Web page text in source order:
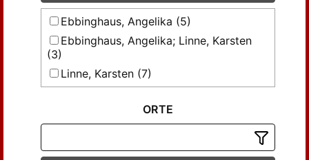
Ebbinghaus, Angelika (5)
Ebbinghaus, Angelika; Linne, Karsten
(3)
Linne, Karsten (7)
Roth, Karl Heinz (43)
ORTE